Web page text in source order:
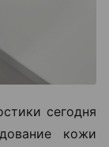
сегодня
кожи